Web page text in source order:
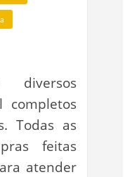
diversos
completos
Todas as
feitas
atender